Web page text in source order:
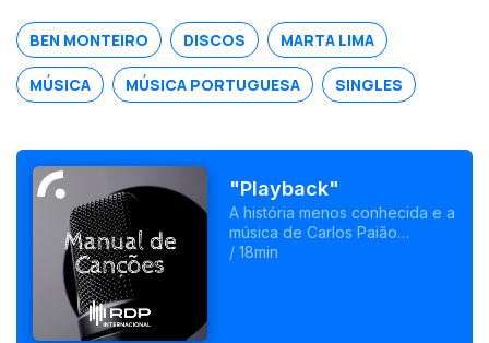
BEN MONTEIRO DISCOS MARTA LIMA
MÚSICA MÚSICA PORTUGUESA SINGLES
"Playback"
A história menos conhecida e a
música de Carlos Paião
chegam ao cinema com um
/ 18min